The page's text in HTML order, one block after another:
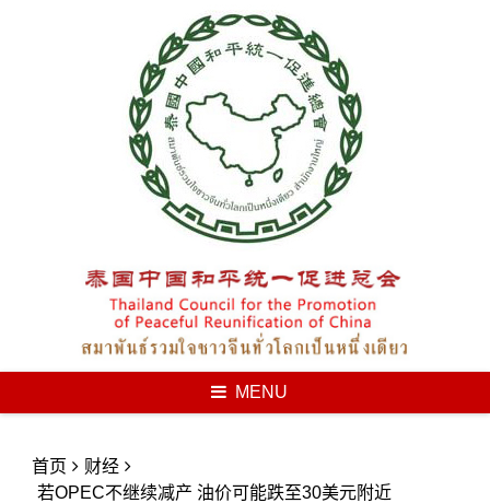
MENU
首页
财经
若OPEC不继续减产 油价可能跌至30美元附近